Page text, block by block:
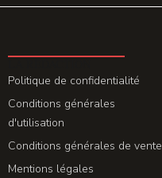
Politique de confidentialité
Conditions générales
d'utilisation
Conditions générales de vente
Mentions légales